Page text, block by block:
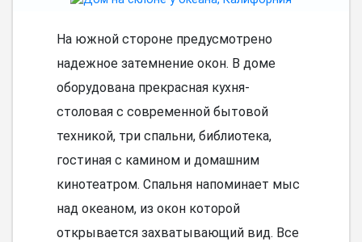
На южной стороне предусмотрено
надежное затемнение окон. В доме
оборудована прекрасная кухня-
столовая с современной бытовой
техникой, три спальни, библиотека,
гостиная с камином и домашним
кинотеатром. Спальня напоминает мыс
над океаном, из окон которой
открывается захватывающий вид. Все